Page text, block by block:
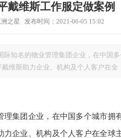
戴维斯工作服定做案例
之星 发布时间：2021-06-05 15:02
知名的物业管理集团企业，在中国多
维斯助力企业、机构及个人客户在全
集团企业，在中国多个城市拥
力企业、机构及个人客户在全球